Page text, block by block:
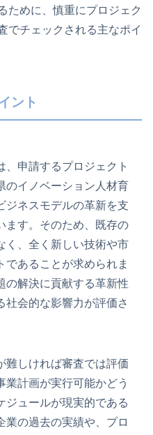
ために、慎重にプロジェク
でチェックされる主なポイ
ント
、申請するプロジェクト
のイノベーション人材育
ジネスモデルの革新を支
ます。そのため、既存の
く、全く新しい技術や市
であることが求められま
の解決に貢献する革新性
社会的な影響力が評価さ
難しければ審査では評価
業計画が実行可能かどう
ジュールが現実的である
業の過去の実績や、プロ